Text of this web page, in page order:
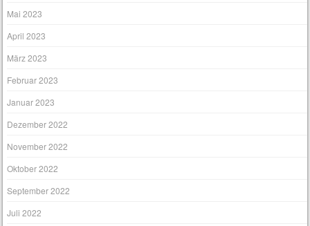
Mai 2023
April 2023
März 2023
Februar 2023
Januar 2023
Dezember 2022
November 2022
Oktober 2022
September 2022
Juli 2022